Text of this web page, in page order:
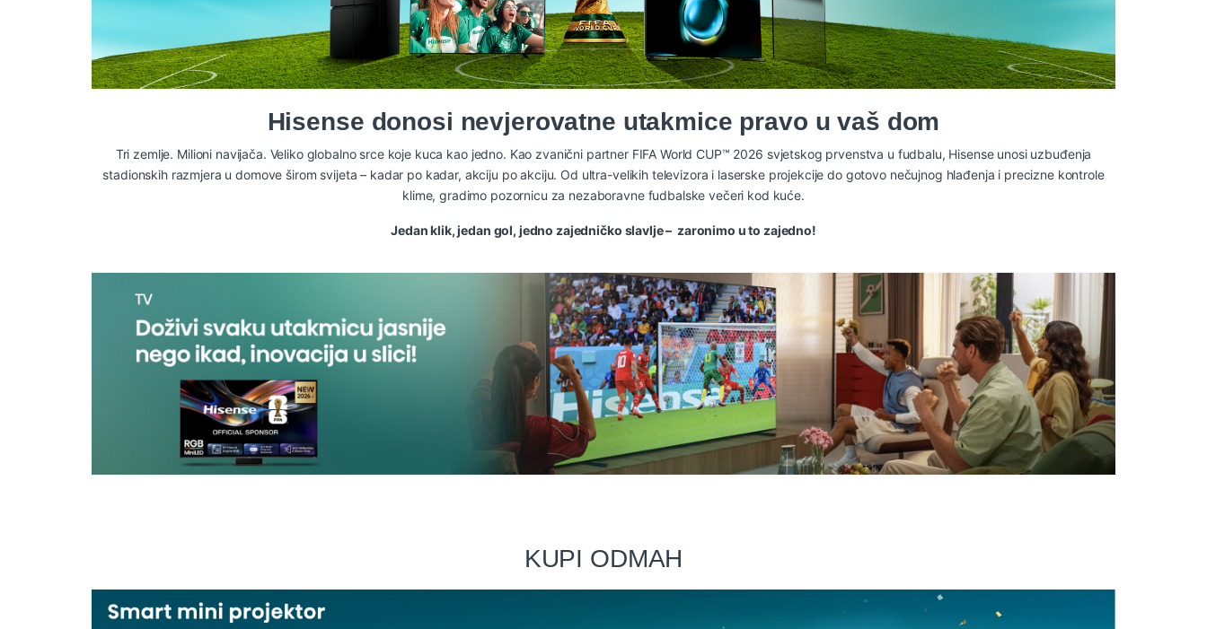
Hisense donosi nevjerovatne utakmice pravo u vaš dom
Tri zemlje. Milioni navijača. Veliko globalno srce koje kuca kao jedno. Kao zvanični partner FIFA World CUP™ 2026 svjetskog prvenstva u fudbalu, Hisense unosi uzbuđenja
stadionskih razmjera u domove širom svijeta – kadar po kadar, akciju po akciju. Od ultra-velikih televizora i laserske projekcije do gotovo nečujnog hlađenja i precizne kontrole
klime, gradimo pozornicu za nezaboravne fudbalske večeri kod kuće.
Jedan klik, jedan gol, jedno zajedničko slavlje – zaronimo u to zajedno!
KUPI ODMAH